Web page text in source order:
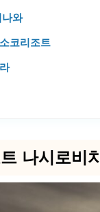
나와
코리조트
나시로비치